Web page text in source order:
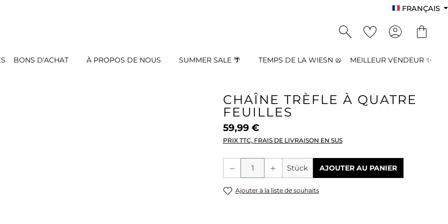
FRANÇAIS
BONS D'ACHAT À PROPOS DE NOUS SUMMER SALE 🌴 TEMPS DE LA WIESN 🥨 MEILLEUR VENDEUR ✨
CHAÎNE TRÈFLE À QUATRE
FEUILLES
59,99 €
PRIX TTC, FRAIS DE LIVRAISON EN SUS
Quantité de produit : Entrez la
Stück AJOUTER AU PANIER
Ajouter à la liste de souhaits